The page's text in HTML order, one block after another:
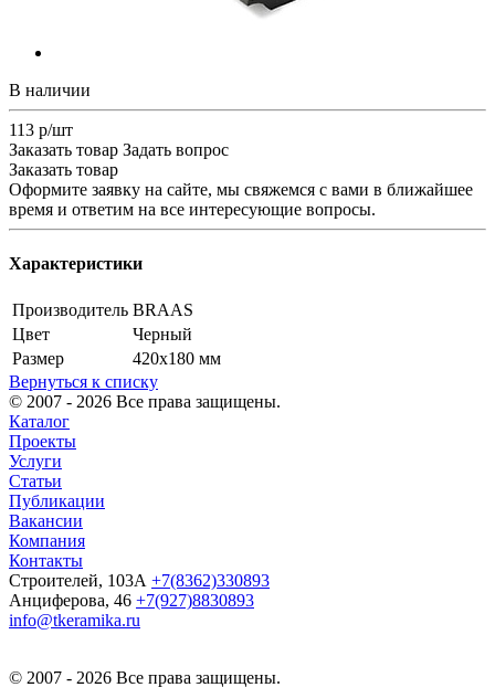
В наличии
113 р/шт
Заказать товар Задать вопрос
Заказать товар
Оформите заявку на сайте, мы свяжемся с вами в ближайшее
время и ответим на все интересующие вопросы.
Характеристики
Производитель BRAAS
Цвет
Черный
Размер
420х180 мм
Вернуться к списку
© 2007 - 2026 Все права защищены.
Каталог
Проекты
Услуги
Статьи
Публикации
Вакансии
Компания
Контакты
Строителей, 103А +7(8362)330893
Анциферова, 46 +7(927)8830893
info@tkeramika.ru
© 2007 - 2026 Все права защищены.